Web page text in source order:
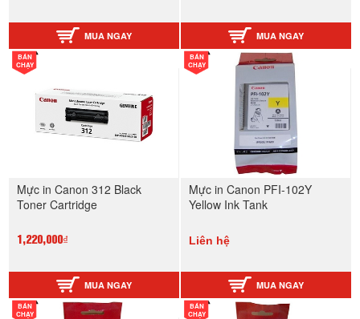
MUA NGAY MUA NGAY
BÁN
CHẠY
Mực in Canon 312 Black
Toner Cartridge
1,220,000₫
MUA NGAY
BÁN
CHẠY
Mực in Canon PFI-102Y
Yellow Ink Tank
Liên hệ
MUA NGAY
BÁN
CHẠY
BÁN
CHẠY